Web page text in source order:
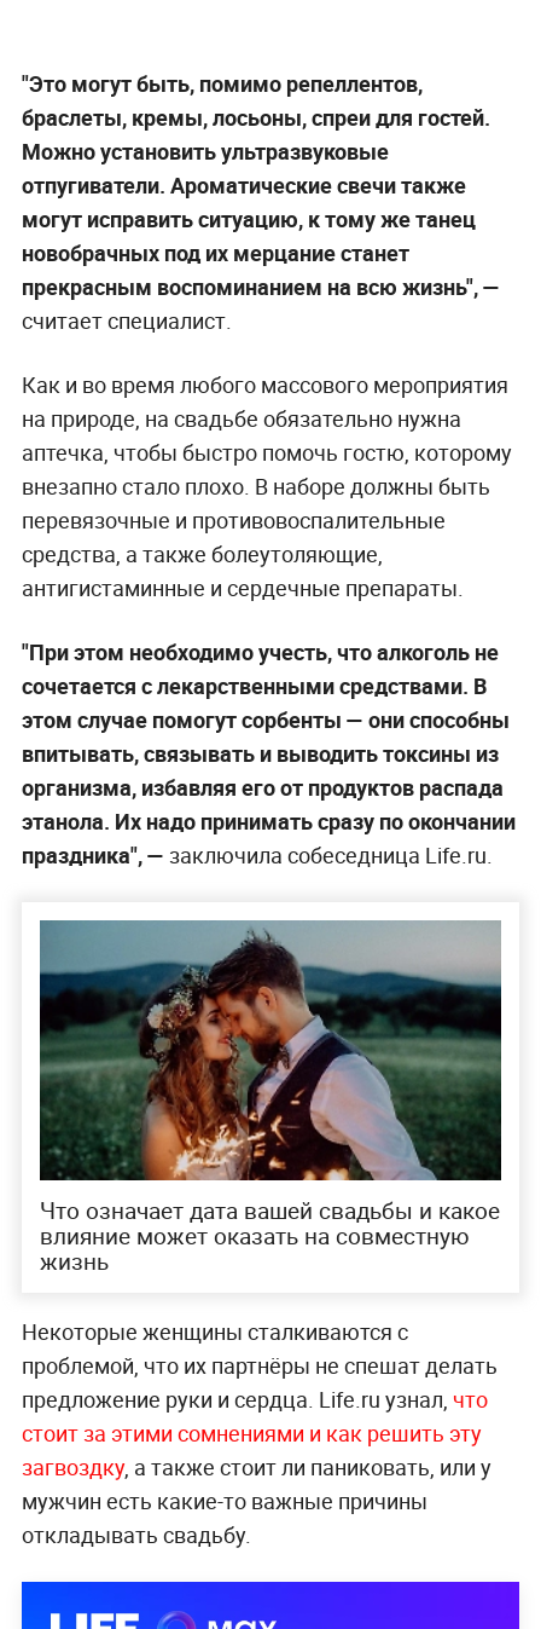
"Это могут быть, помимо репеллентов,
браслеты, кремы, лосьоны, спреи для гостей.
Можно установить ультразвуковые
отпугиватели. Ароматические свечи также
могут исправить ситуацию, к тому же танец
новобрачных под их мерцание станет
прекрасным воспоминанием на всю жизнь", —
считает специалист.
Как и во время любого массового мероприятия
на природе, на свадьбе обязательно нужна
аптечка, чтобы быстро помочь гостю, которому
внезапно стало плохо. В наборе должны быть
перевязочные и противовоспалительные
средства, а также болеутоляющие,
антигистаминные и сердечные препараты.
"При этом необходимо учесть, что алкоголь не
сочетается с лекарственными средствами. В
этом случае помогут сорбенты — они способны
впитывать, связывать и выводить токсины из
организма, избавляя его от продуктов распада
этанола. Их надо принимать сразу по окончании
праздника", — заключила собеседница Life.ru.
Что означает дата вашей свадьбы и какое
влияние может оказать на совместную
жизнь
Некоторые женщины сталкиваются с
проблемой, что их партнёры не спешат делать
предложение руки и сердца. Life.ru узнал, что
стоит за этими сомнениями и как решить эту
загвоздку, а также стоит ли паниковать, или у
мужчин есть какие-то важные причины
откладывать свадьбу.